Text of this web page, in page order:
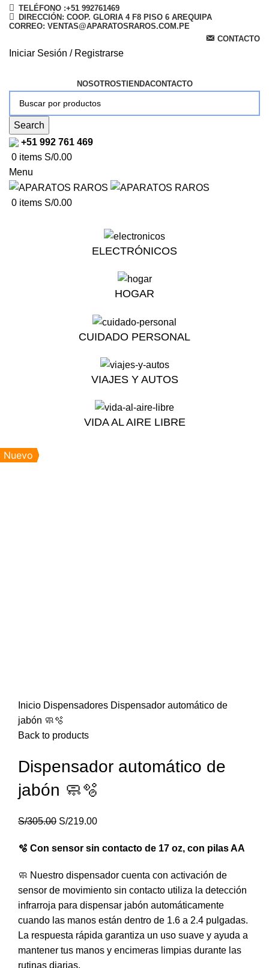
TELÉFONO :+51 992761469
DIRECCIÓN: COOP. GLORIA 4 F8 PISO 6 AREQUIPA
CORREO: VENTAS@APARATOSRAROS.COM.PE
CONTACTO
Iniciar Sesión / Registrarse
NOSOTROSTIENDACONTACTO
Search
+51 992 761 469
0 items S/0.00
Menu
0 items S/0.00
ELECTRÓNICOS
HOGAR
CUIDADO PERSONAL
VIAJES Y AUTOS
VIDA AL AIRE LIBRE
Nuevo
Inicio Dispensadores Dispensador automático de
jabón 🧼🫧
Back to products
Dispensador automático de
jabón 🧼🫧
S/305.00 S/219.00
🫧 Con sensor sin contacto de 17 oz, con pilas AA
🧼 Nuestro dispensador cuenta con activación de
sensor de movimiento sin contacto utiliza la detección
infrarroja para dispensar jabón automáticamente
cuando las manos están dentro de 1.6 a 2.4 pulgadas.
La respuesta rápida garantiza un uso suave y ayuda a
mantener tus manos y encimeras limpias durante las
rutinas diarias.
Nuevo
Nuevo
Nuevo
Nuevo
Nuevo
Nuevo
Nuevo
Nuevo
Nuevo
Nuevo